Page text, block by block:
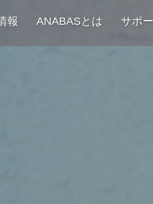
報 ANABASとは サポ